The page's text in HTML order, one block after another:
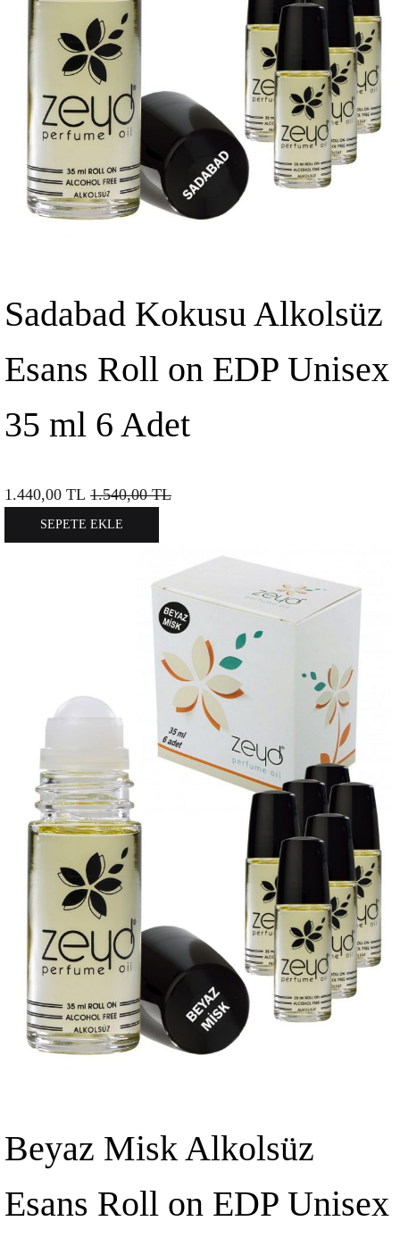
Sadabad Kokusu Alkolsüz
Esans Roll on EDP Unisex
35 ml 6 Adet
1.440,00 TL 1.540,00TL
SEPETE EKLE
Beyaz Misk Alkolsüz
Esans Roll on EDP Unisex